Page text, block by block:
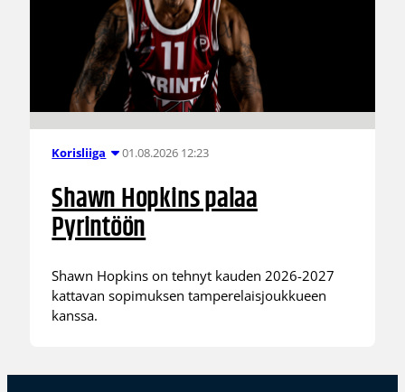
Korisliiga 01.08.2026 12:23
Shawn Hopkins palaa
Pyrintöön
Shawn Hopkins on tehnyt kauden 2026-2027
kattavan sopimuksen tamperelaisjoukkueen
kanssa.